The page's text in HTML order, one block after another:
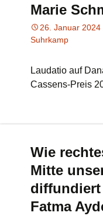
Marie
26. Januar 2024
Suhrkamp
Laudatio auf
Cassens-Preis
Wie
Mitte
Fatma